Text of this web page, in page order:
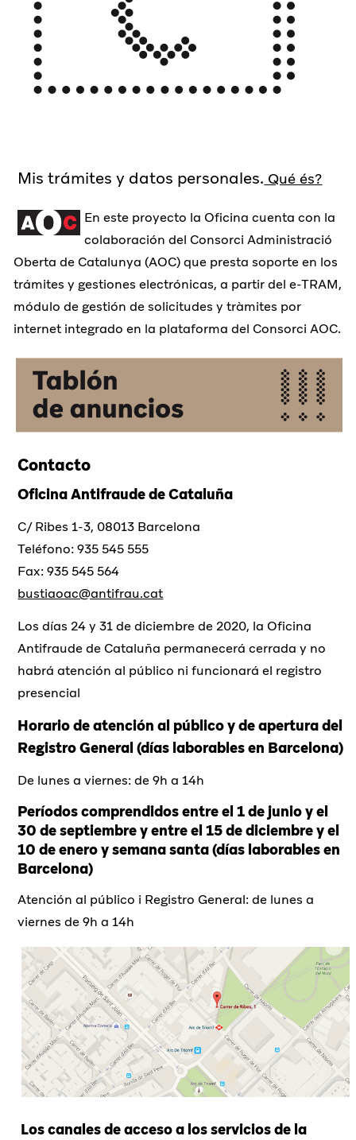
Mis trámites y datos personales. Qué és?
En este proyecto la Oficina cuenta con la
colaboración del Consorci Administració
Oberta de Catalunya (AOC) que presta soporte en los
trámites y gestiones electrónicas, a partir del e-TRAM,
módulo de gestión de solicitudes y tràmites por
internet integrado en la plataforma del Consorci AOC.
Contacto
Oficina Antifraude de Cataluña
C/ Ribes 1-3, 08013 Barcelona
Teléfono: 935 545 555
Fax: 935 545 564
bustiaoac@antifrau.cat
Los días 24 y 31 de diciembre de 2020, la Oficina
Antifraude de Cataluña permanecerá cerrada y no
habrá atención al público ni funcionará el registro
presencial
Horario de atención al público y de apertura del
Registro General (días laborables en Barcelona)
De lunes a viernes: de 9h a 14h
Períodos comprendidos entre el 1 de junio y el
30 de septiembre y entre el 15 de diciembre y el
10 de enero y semana santa (días laborables en
Barcelona)
Atención al público i Registro General: de lunes a
viernes de 9h a 14h
Los canales de acceso a los servicios de la